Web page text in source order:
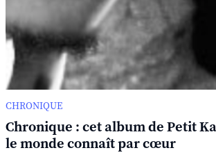
CHRONIQUE
Chronique : cet album de Petit
le monde connaît par cœur